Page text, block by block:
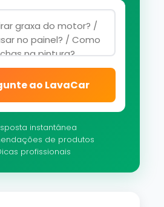
ao LavaCar
instantânea
de produtos
profissionais